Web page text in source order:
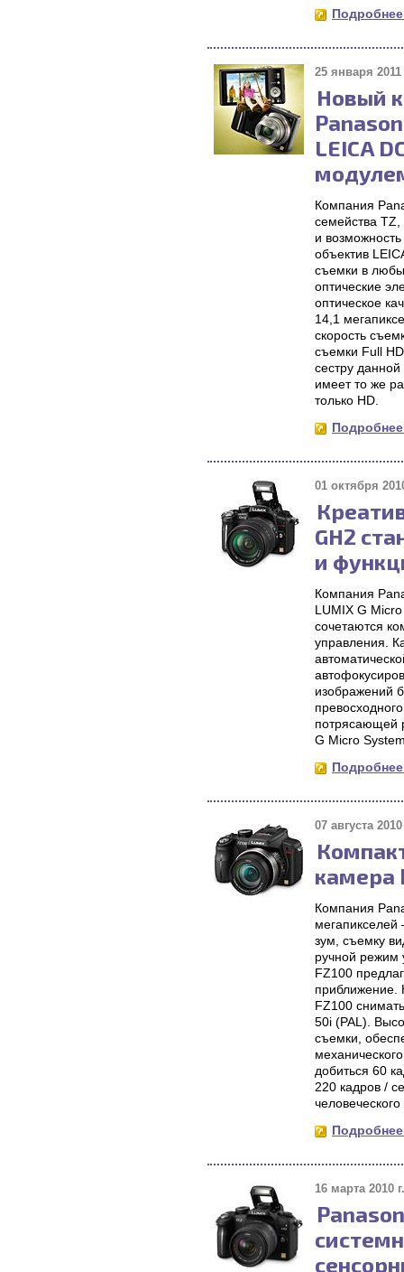
25 января 2011
Новый
LEICA
Компания
семейства TZ,
и
объектив
съемки в
оптические
оптическое
14,1
скорость
съемки Full
сестру
имеет то же
только HD.
01 октября
GH2
и
Компания
LUMIX G
сочетаются
управления.
изображений
потрясающей
G Micro
07 августа 2010
камера
Компания
зум, съемку
ручной режим
FZ100
приближение.
FZ100
50i (PAL).
съемки,
добиться 60
220 кадров /
человеческого
16 марта 2010 г.